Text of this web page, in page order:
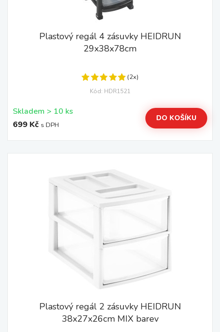
Plastový regál 4 zásuvky HEIDRUN
29x38x78cm
(2x)
Kód: HDR1521
Skladem > 10 ks
699 Kč s DPH
DO KOŠÍKU
Plastový regál 2 zásuvky HEIDRUN
38x27x26cm MIX barev